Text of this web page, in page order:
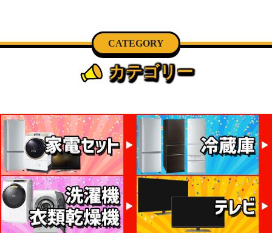
CATEGORY
カテゴリー